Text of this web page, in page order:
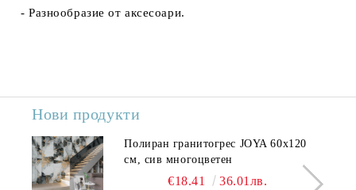
- Разнообразие от аксесоари.
Нови продукти
Полиран гранитогрес JOYA 60x120
см, сив многоцветен
€18.41 36.01лв.